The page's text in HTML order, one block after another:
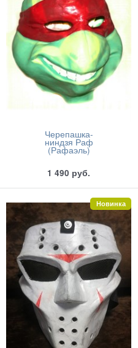
Черепашка-
ниндзя Раф
(Рафаэль)
1 490 руб.
Новинка